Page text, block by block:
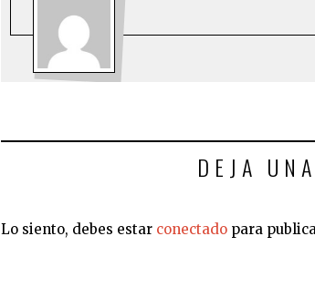
DEJA
Lo siento, debes estar conectado para